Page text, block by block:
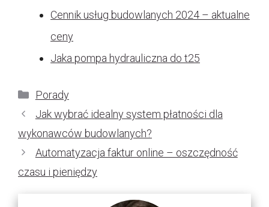
Cennik usług budowlanych 2024 – aktualne
ceny
Jaka pompa hydrauliczna do t25
Kategorie
Porady
Jak wybrać idealny system płatności dla
wykonawców budowlanych?
Automatyzacja faktur online – oszczędność
czasu i pieniędzy